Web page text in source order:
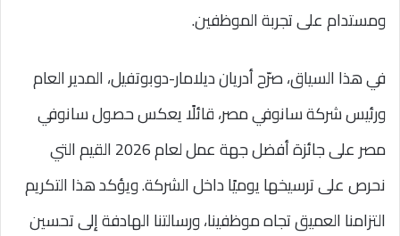
ومستدام على تجربة الموظفين.
في هذا السياق، صرّح أدريان ديلامار-دوبوتفيل، المدير العام
ورئيس شركة سانوفي مصر، قائلًا يعكس حصول سانوفي
مصر على جائزة أفضل جهة عمل لعام 2026 القيم التي
نحرص على ترسيخها يوميًا داخل الشركة. ويؤكد هذا التكريم
التزامنا العميق تجاه موظفينا، ورسالتنا الهادفة إلى تحسين